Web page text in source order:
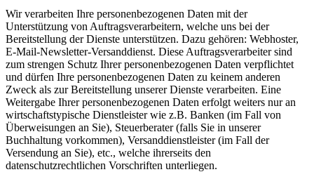
Wir verarbeiten Ihre personenbezogenen Daten mit der
Unterstützung von Auftragsverarbeitern, welche uns bei der
Bereitstellung der Dienste unterstützen. Dazu gehören: Webhoster,
E-Mail-Newsletter-Versanddienst. Diese Auftragsverarbeiter sind
zum strengen Schutz Ihrer personenbezogenen Daten verpflichtet
und dürfen Ihre personenbezogenen Daten zu keinem anderen
Zweck als zur Bereitstellung unserer Dienste verarbeiten. Eine
Weitergabe Ihrer personenbezogenen Daten erfolgt weiters nur an
wirtschaftstypische Dienstleister wie z.B. Banken (im Fall von
Überweisungen an Sie), Steuerberater (falls Sie in unserer
Buchhaltung vorkommen), Versanddienstleister (im Fall der
Versendung an Sie), etc., welche ihrerseits den
datenschutzrechtlichen Vorschriften unterliegen.